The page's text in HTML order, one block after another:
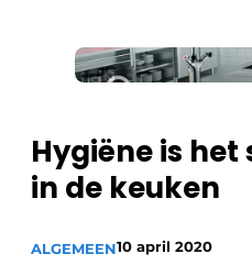
Keukenbouw |
in de keuken-,
Nieuwsbrief
Podcasts
Vacature aanmelden
Hygiëne is
in de keuken
ALGEMEEN10 april 2020